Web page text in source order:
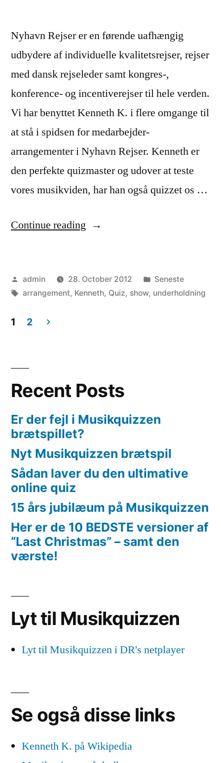
Nyhavn Rejser er en førende uafhængig
udbydere af individuelle kvalitetsrejser, rejser
med dansk rejseleder samt kongres-,
konference- og incentiverejser til hele verden.
Vi har benyttet Kenneth K. i flere omgange til
at stå i spidsen for medarbejder-
arrangementer i Nyhavn Rejser. Kenneth er
den perfekte quizmaster og udover at teste
vores musikviden, har han også quizzet os …
Continue reading ““Velforberedt,
afslappet””
Posted
by
admin 28. October 2012
Posted
in
Seneste
Tags:
arrangement, Kenneth, Quiz, show, underholdning
pagination
1 2
Recent Posts
Er der fejl i Musikquizzen
brætspillet?
Nyt Musikquizzen brætspil
Sådan laver du den ultimative
online quiz
15 års jubilæum på Musikquizzen
Her er de 10 BEDSTE versioner af
“Last Christmas” – samt den
værste!
Lyt til Musikquizzen
Lyt til Musikquizzen i DR's netplayer
Se også disse links
Kenneth K. på Wikipedia